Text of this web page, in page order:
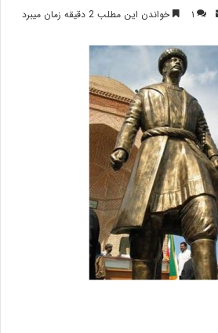
ارسال ۱ خواندن این مطلب 2 دقیقه زمان میبرد